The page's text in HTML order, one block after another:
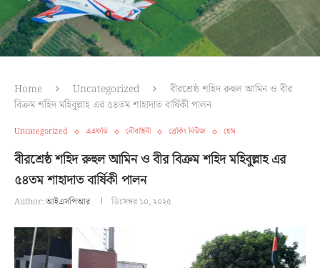
Home Uncategorized
বীরশ্রেষ্ঠ শহিদ রুহুল আমিন ও বীর
বিক্রম শহিদ মহিবুল্লাহ এর ৫৪তম শাহাদাত বার্ষিকী পালন
Uncategorized এএফডি নৌবাহিনী ব্রেকিং নিউজ হোম
বীরশ্রেষ্ঠ শহিদ রুহুল আমিন ও বীর বিক্রম শহিদ মহিবুল্লাহ এর
৫৪তম শাহাদাত বার্ষিকী পালন
Author:আইএসপিআর ডিসেম্বর ১০, ২০২৫